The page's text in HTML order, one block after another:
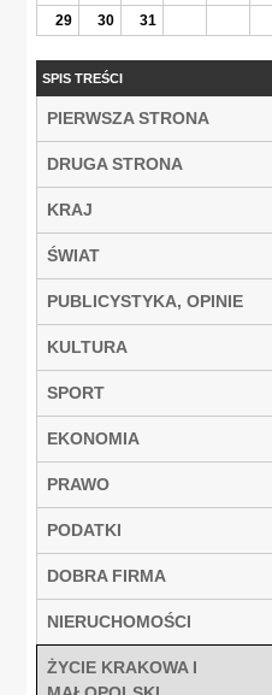
29
30 31
SPIS TREŚCI
PIERWSZA STRONA
DRUGA STRONA
KRAJ
ŚWIAT
PUBLICYSTYKA, OPINIE
KULTURA
SPORT
EKONOMIA
PRAWO
PODATKI
DOBRA FIRMA
NIERUCHOMOŚCI
ŻYCIE KRAKOWA I